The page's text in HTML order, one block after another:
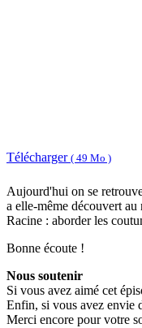
Télécharger ( 49 Mo )
Aujourd'hui on se
a elle-même découvert
Racine : aborder les
Bonne écoute !
Nous soutenir
Si vous avez aimé cet
Enfin, si vous avez envie
Merci encore pour votre